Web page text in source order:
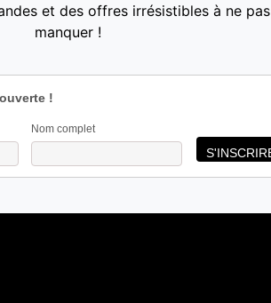
et des offres irrésistibles à ne pas
manquer !
!
Nom complet